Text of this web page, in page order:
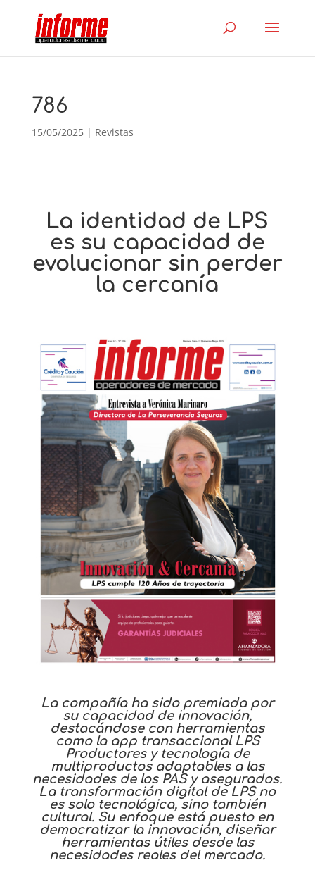
786
15/05/2025| Revistas
La identidad de LPS
es su capacidad de
evolucionar sin perder
la cercanía
La compañía ha sido premiada por
su capacidad de innovación,
destacándose con herramientas
como la app transaccional LPS
Productores y tecnología de
multiproductos adaptables a las
necesidades de los PAS y asegurados.
La transformación digital de LPS no
es solo tecnológica, sino también
cultural. Su enfoque está puesto en
democratizar la innovación, diseñar
herramientas útiles desde las
necesidades reales del mercado.